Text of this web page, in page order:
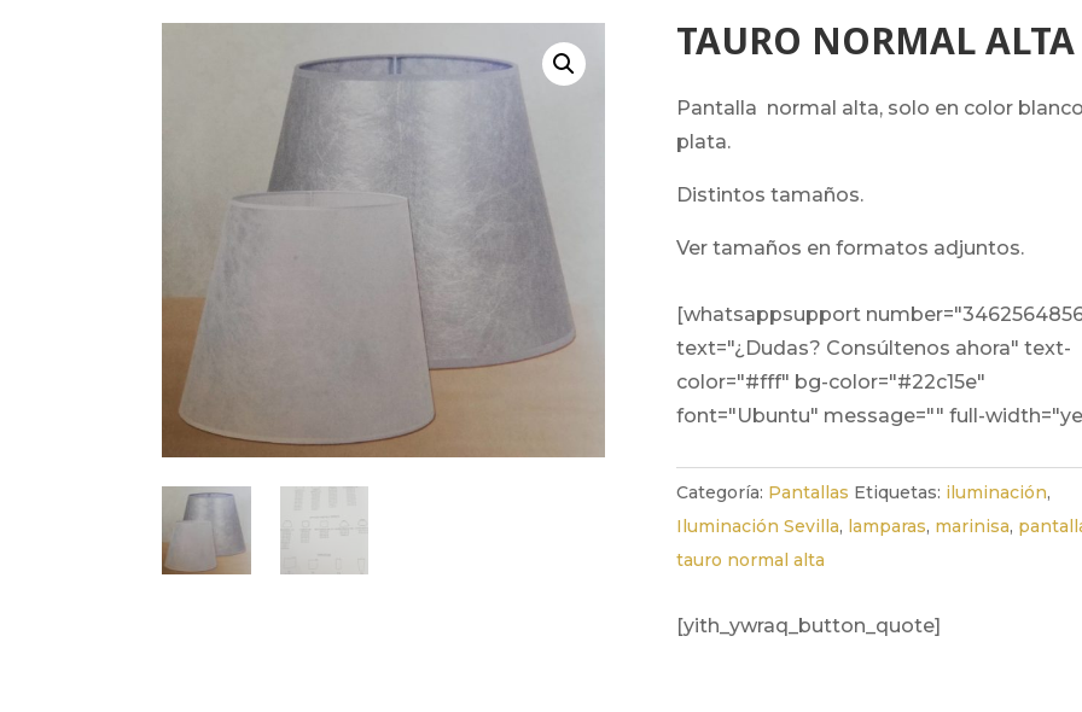
TAURO NORMAL ALTA
pantalla normal alta, solo en color blanco y
plata.
distintos tamaños.
ver tamaños en formatos adjuntos.
[whatsappsupport
text="¿Dudas? Consúltenos ahora" text-
color="#fff" bg-color="#22c15e"
font="Ubuntu" message="" full-
Categoría: Pantallas Etiquetas: iluminación,
Iluminación Sevilla, lamparas, marinisa,
tauro normal alta
[yith_ywraq_button_quote]